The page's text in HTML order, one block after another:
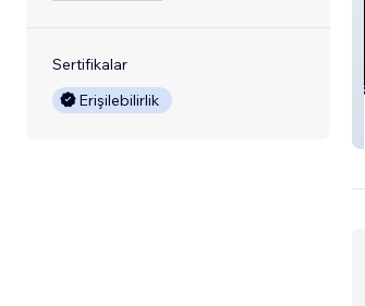
Sertifikalar
Erişilebilirlik